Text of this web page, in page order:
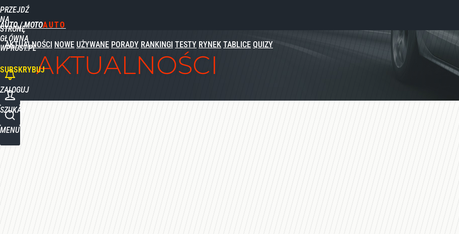
PRZEJDŹ
NA
STRONĘ
GŁÓWNĄ
WPROST.PL
AUTO / MOTO
AKTUALNOŚCI NOWE UŻYWANE PORADY RANKINGI TESTY RYNEK TABLICE QUIZY
SUBSKRYBUJ
ZALOGUJ
SZUKAJ
MENU
AKTUALNOŚCI